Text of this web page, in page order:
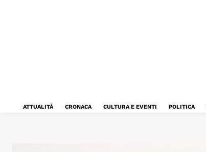
ATTUALITÀ CRONACA CULTURA E EVENTI POLITICA